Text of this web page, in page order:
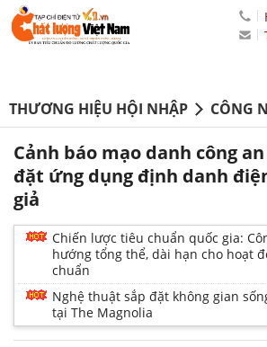
THƯƠNG HIỆU HỘI NHẬP CÔNG
Cảnh báo mạo danh công
đặt ứng dụng định danh
giả
Chiến lược tiêu chuẩn quốc gia:
hướng tổng thể, dài hạn cho hoạt
chuẩn
Nghệ thuật sắp đặt không gian
tại The Magnolia